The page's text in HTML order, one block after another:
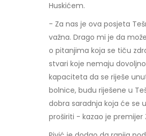
Huskićem.
- Za nas je ova posjeta
važna. Drago mi je da
o pitanjima koja se tiču
stvari koje nemaju
kapaciteta da se riješe
bolnice, budu riješene u
dobra saradnja koja će se
proširiti - kazao je premijer